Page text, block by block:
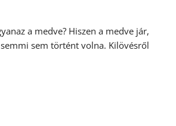
a medve? Hiszen a medve jár,
sem történt volna. Kilövésről